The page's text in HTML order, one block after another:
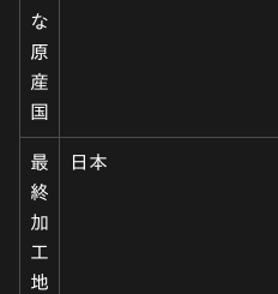
な
原
産
国
最
終
加
工
地
日本